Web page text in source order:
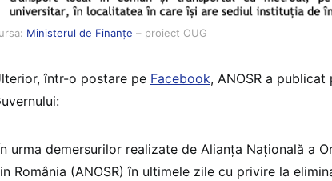
Ministerul de Finanțe – proiect OUG
într-o postare pe Facebook, ANOSR a
urma demersurilor realizate de Alianța Națională a
România (ANOSR) în ultimele zile cu privire la